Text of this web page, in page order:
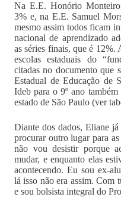
Na E.E. Honório
3% e, na E.E. Samuel
mesmo assim todos ficam
nacional de aprendizado
as séries finais, que é 12%.
escolas estaduais do
citadas no documento que
Estadual de Educação de
Ideb para o 9º ano
estado de São Paulo (ver
Diante dos dados, Eliane
procurar outro lugar para
não vou desistir porque
mudar, e enquanto elas
acontecendo. Eu sou ex-
lá isso não era assim. Com
e sou bolsista integral do